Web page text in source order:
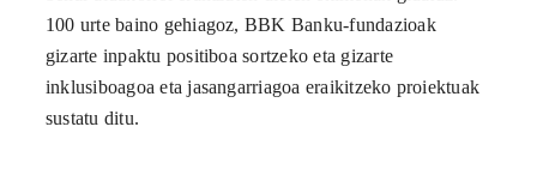
100 urte baino gehiagoz, BBK Banku-fundazioak
gizarte inpaktu positiboa sortzeko eta gizarte
inklusiboagoa eta jasangarriagoa eraikitzeko proiektuak
sustatu ditu.